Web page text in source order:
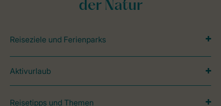
der Natur
Reiseziele und Ferienparks
Aktivurlaub
Reisetipps und Themen